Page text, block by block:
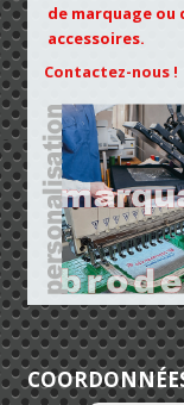
de marquage ou
accessoires.
Contactez-nous !